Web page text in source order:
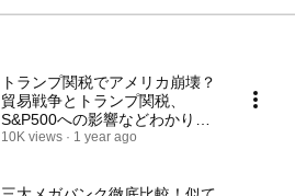
トランプ関税でアメリカ崩壊？
貿易戦争とトランプ関税、
S&P500への影響などわかりや
すく解説【ゆっくり解説】
10K views 1 year ago